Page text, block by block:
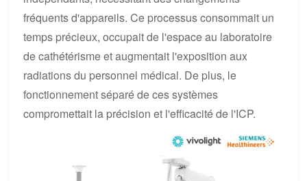
fréquents d'appareils. Ce processus consommait un
temps précieux, occupait de l'espace au laboratoire
de cathétérisme et augmentait l'exposition aux
radiations du personnel médical. De plus, le
fonctionnement séparé de ces systèmes
compromettait la précision et l'efficacité de l'ICP.